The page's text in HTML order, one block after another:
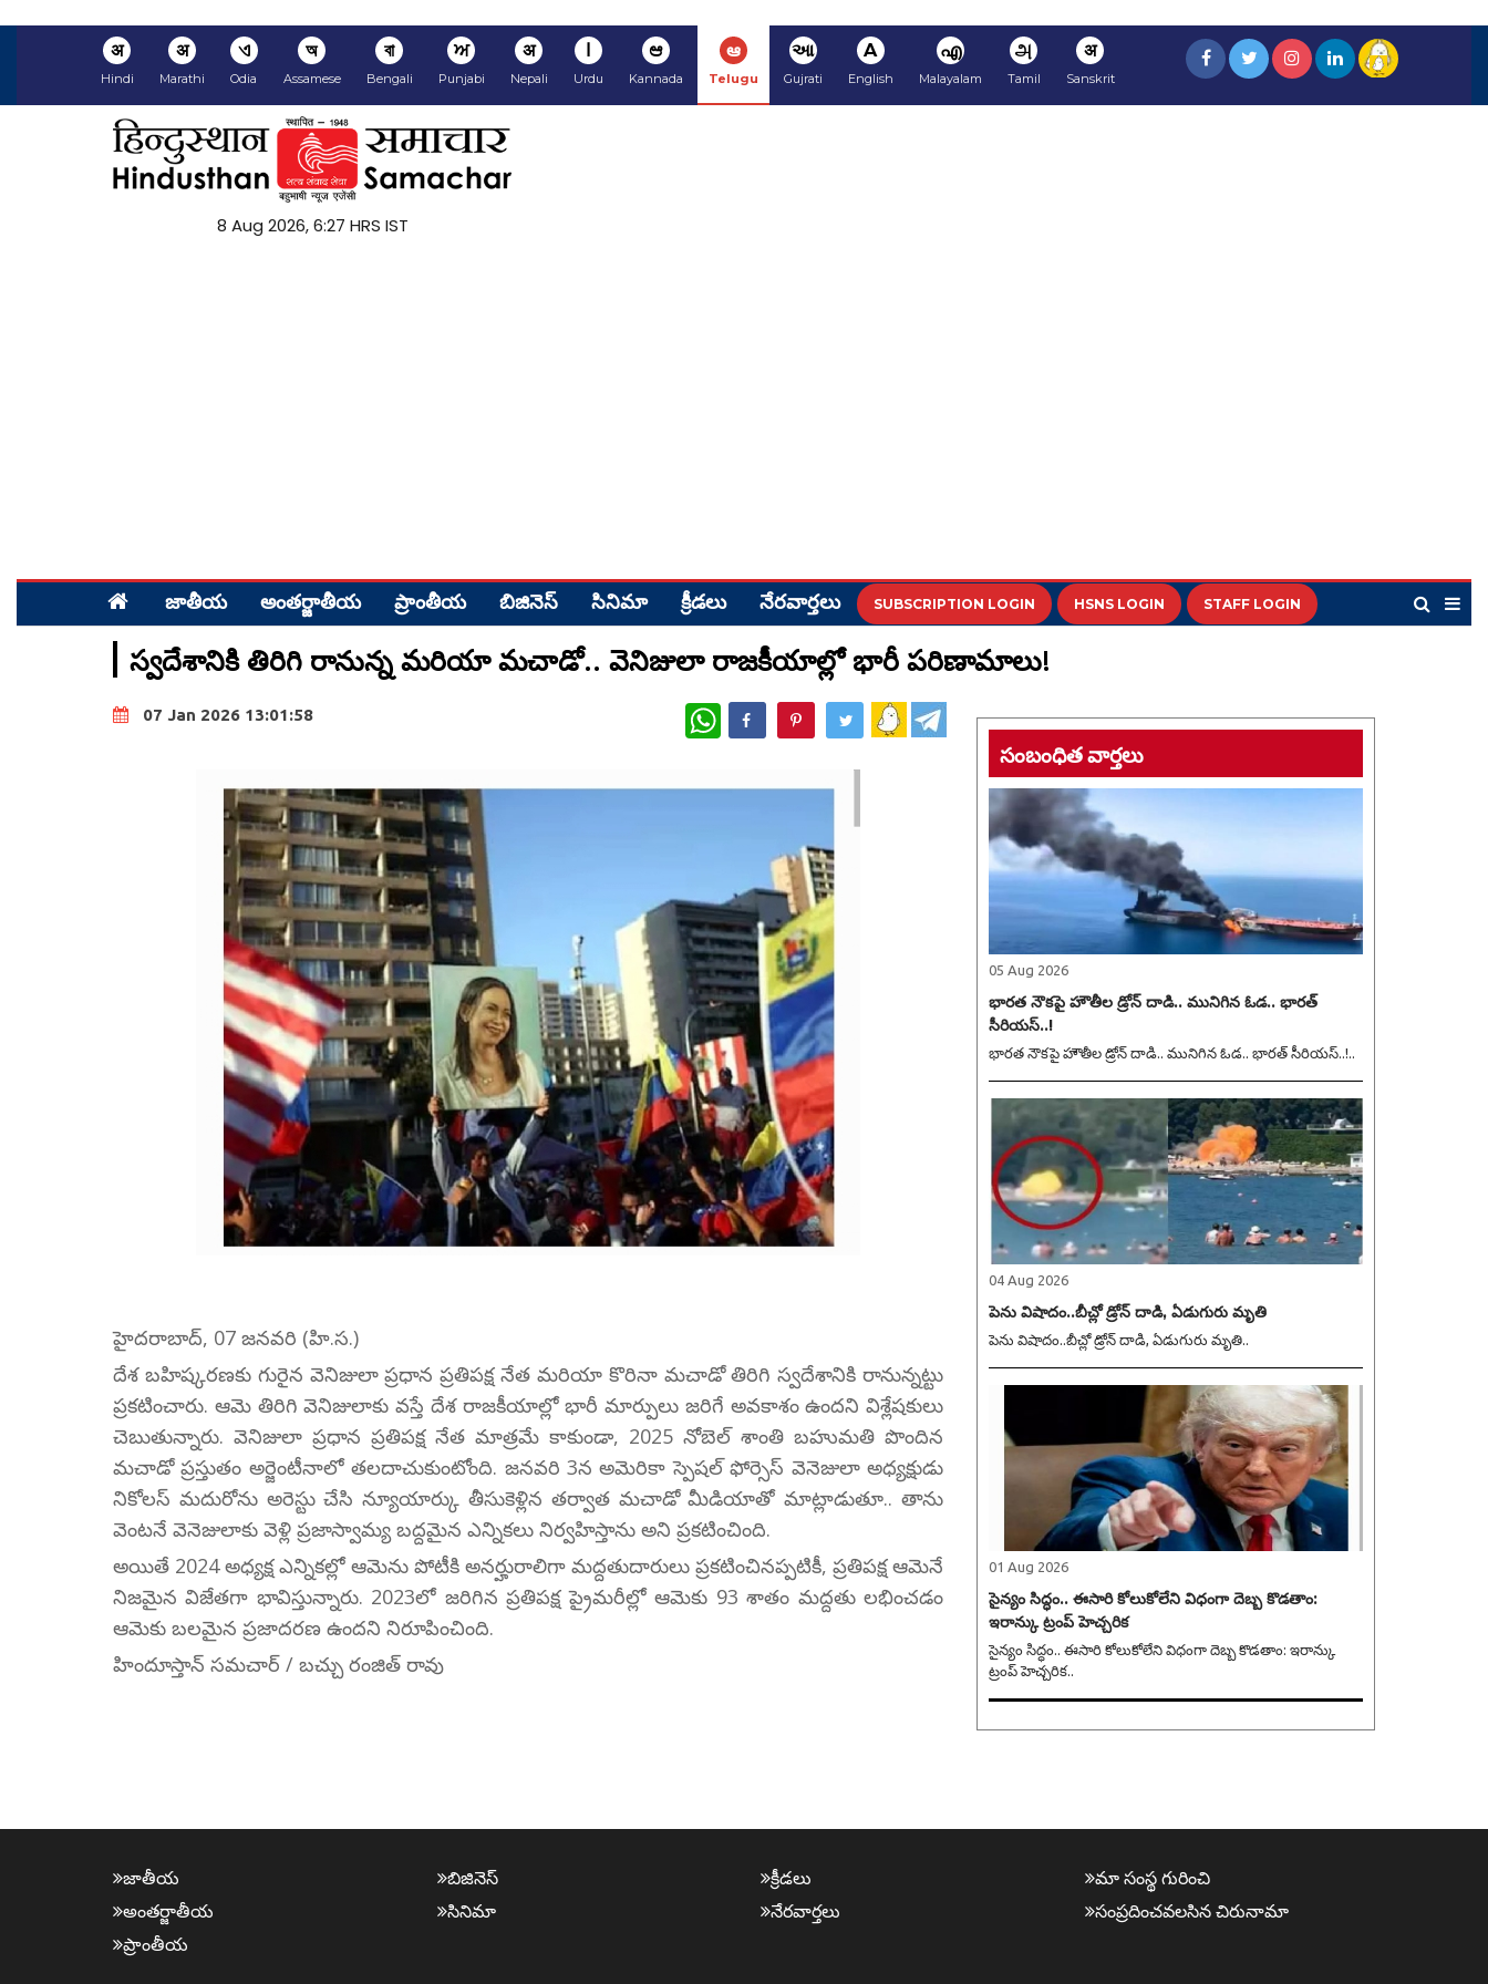
अ
Hindi
अ
Marathi
ଏ
Odia
অ
Assamese
বা
Bengali
ਅ
Punjabi
अ
Nepali
ا
Urdu
ಆ
Kannada
ఆ
Telugu
આ
Gujrati
A
English
എ
Malayalam
அ
Tamil
अ
Sanskrit
8 Aug 2026, 6:27 HRS IST
జాతీయ అంత‌ర్జాతీయ ప్రాంతీయ‌ బిజినెస్ సినిమా క్రీడ‌లు నేర‌వార్త‌లు SUBSCRIPTION LOGIN HSNS LOGIN STAFF LOGIN
స్వదేశానికి తిరిగి రానున్న మరియా మచాడో.. వెనిజులా రాజకీయాల్లో భారీ పరిణామాలు!
07 Jan 2026 13:01:58 WhatsApp
హైదరాబాద్, 07 జనవరి (హి.స.)
దేశ బహిష్కరణకు గురైన వెనిజులా ప్రధాన ప్రతిపక్ష నేత మరియా కొరినా మచాడో తిరిగి స్వదేశానికి రానున్నట్టు
ప్రకటించారు. ఆమె తిరిగి వెనిజులాకు వస్తే దేశ రాజకీయాల్లో భారీ మార్పులు జరిగే అవకాశం ఉందని విశ్లేషకులు
చెబుతున్నారు. వెనిజులా ప్రధాన ప్రతిపక్ష నేత మాత్రమే కాకుండా, 2025 నోబెల్ శాంతి బహుమతి పొందిన
మచాడో ప్రస్తుతం అర్జెంటీనాలో తలదాచుకుంటోంది. జనవరి 3న అమెరికా స్పెషల్ ఫోర్సెస్ వెనెజులా అధ్యక్షుడు
నికోలస్ మదురోను అరెస్టు చేసి న్యూయార్కు తీసుకెళ్లిన తర్వాత మచాడో మీడియాతో మాట్లాడుతూ.. తాను
వెంటనే వెనెజులాకు వెళ్లి ప్రజాస్వామ్య బద్దమైన ఎన్నికలు నిర్వహిస్తాను అని ప్రకటించింది.
అయితే 2024 అధ్యక్ష ఎన్నికల్లో ఆమెను పోటీకి అనర్హురాలిగా మద్దతుదారులు ప్రకటించినప్పటికీ, ప్రతిపక్ష ఆమెనే
నిజమైన విజేతగా భావిస్తున్నారు. 2023లో జరిగిన ప్రతిపక్ష ప్రైమరీల్లో ఆమెకు 93 శాతం మద్దతు లభించడం
ఆమెకు బలమైన ప్రజాదరణ ఉందని నిరూపించింది.
హిందూస్తాన్ సమచార్ / బచ్చు రంజిత్ రావు
సంబంధిత వార్తలు
05 Aug 2026
భారత నౌకపై హౌతీల డ్రోన్ దాడి.. మునిగిన ఓడ.. భారత్
సీరియస్..!
భారత నౌకపై హౌతీల డ్రోన్ దాడి.. మునిగిన ఓడ.. భారత్ సీరియస్..!..
04 Aug 2026
పెను విషాదం..బీచ్లో డ్రోన్ దాడి, ఏడుగురు మృతి
పెను విషాదం..బీచ్లో డ్రోన్ దాడి, ఏడుగురు మృతి..
01 Aug 2026
సైన్యం సిద్ధం.. ఈసారి కోలుకోలేని విధంగా దెబ్బ కొడతాం:
ఇరాన్కు ట్రంప్ హెచ్చరిక
సైన్యం సిద్ధం.. ఈసారి కోలుకోలేని విధంగా దెబ్బ కొడతాం: ఇరాన్కు
ట్రంప్ హెచ్చరిక..
జాతీయ
అంత‌ర్జాతీయ
ప్రాంతీయ‌
బిజినెస్
సినిమా
క్రీడ‌లు
నేర‌వార్త‌లు
మా సంస్థ గురించి
సంప్ర‌దించవ‌ల‌సిన‌ చిరునామా